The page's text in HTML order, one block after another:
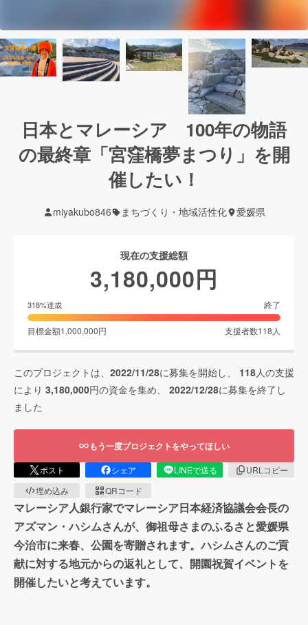
日本とマレーシア 100年の物語
の最終章「宮窪橋夢まつり」を開
催したい！
miyakubo846 まちづくり・地域活性化 愛媛県
現在の支援総額
3,180,000円
318%達成 終了
目標金額1,000,000円 支援者数118 人
このプロジェクトは、 2022/11/28に募集を開始し、 118人の支援
により 3,180,000円の資金を集め、 2022/12/28に募集を終了し
ました
もう一度プロジェクトをやってほしい
ポスト シェア LINEで送る
URLコピー
埋め込み
QRコード
マレーシア人銀行家でマレーシア日本経済協議会会長の
アズマン・ハシムさんが、御祖母さまのふるさと愛媛県
今治市に来春、公園を寄贈されます。ハシムさんのご貢
献に対する地元からの返礼として、開園祝賀イベントを
開催したいと考えています。